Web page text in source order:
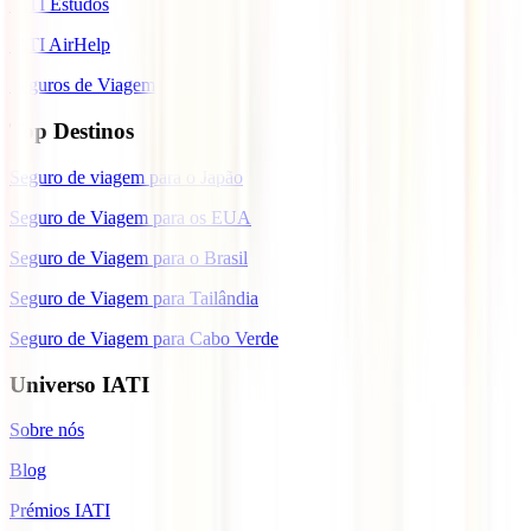
IATI Estudos
IATI AirHelp
Seguros de Viagem
Top Destinos
Seguro de viagem para o Japão
Seguro de Viagem para os EUA
Seguro de Viagem para o Brasil
Seguro de Viagem para Tailândia
Seguro de Viagem para Cabo Verde
Universo IATI
Sobre nós
Blog
Prémios IATI